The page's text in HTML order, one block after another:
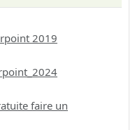
2019
faire un